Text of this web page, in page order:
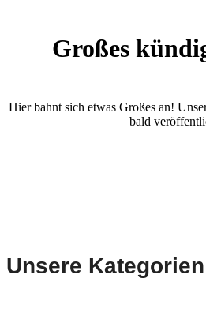
Großes
Hier bahnt sich etwas Großes an!
bald
Unsere Kategorien